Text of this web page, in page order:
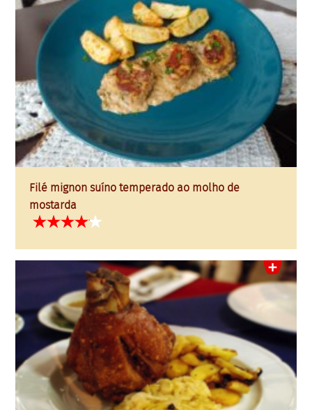
Filé mignon suíno temperado ao molho de
mostarda